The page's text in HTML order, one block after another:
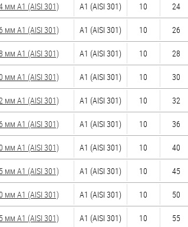
мм А1 (AISI 301) А1 (AISI 301) 10 24
мм А1 (AISI 301) А1 (AISI 301) 10 26
мм А1 (AISI 301) А1 (AISI 301) 10 28
мм А1 (AISI 301) А1 (AISI 301) 10 30
мм А1 (AISI 301) А1 (AISI 301) 10 32
мм А1 (AISI 301) А1 (AISI 301) 10 36
мм А1 (AISI 301) А1 (AISI 301) 10 40
мм А1 (AISI 301) А1 (AISI 301) 10 45
мм А1 (AISI 301) А1 (AISI 301) 10 50
мм А1 (AISI 301) А1 (AISI 301) 10 55